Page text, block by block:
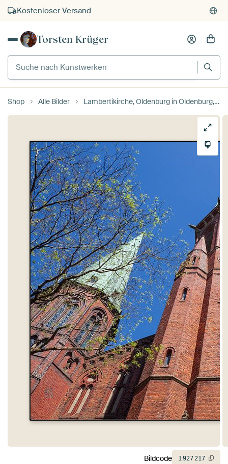
Kauf auf Rechnung
Individueller Druck auf Bestellung
Torsten Krüger
Suche nach Kunstwerken
Shop Alle Bilder Lambertikirche, Oldenburg in Oldenburg, Niedersachsen, Deutschla
Bildcode 1927217